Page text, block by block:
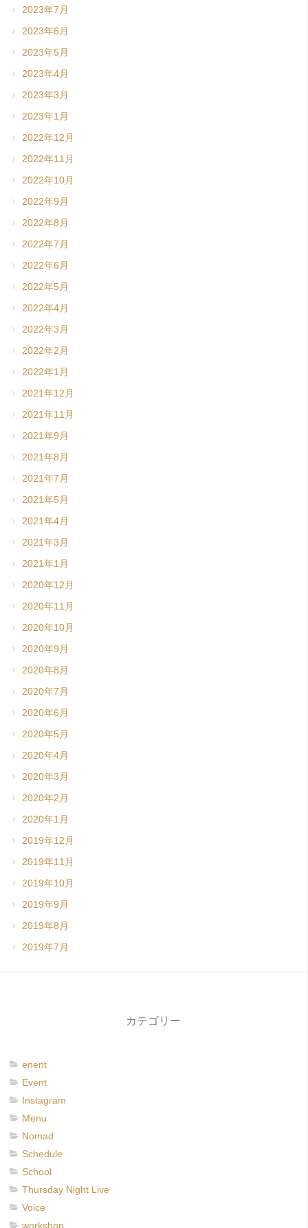
2023年7月
2023年6月
2023年5月
2023年4月
2023年3月
2023年1月
2022年12月
2022年11月
2022年10月
2022年9月
2022年8月
2022年7月
2022年6月
2022年5月
2022年4月
2022年3月
2022年2月
2022年1月
2021年12月
2021年11月
2021年9月
2021年8月
2021年7月
2021年5月
2021年4月
2021年3月
2021年1月
2020年12月
2020年11月
2020年10月
2020年9月
2020年8月
2020年7月
2020年6月
2020年5月
2020年4月
2020年3月
2020年2月
2020年1月
2019年12月
2019年11月
2019年10月
2019年9月
2019年8月
2019年7月
カテゴリー
enent
Event
Instagram
Menu
Nomad
Schedule
School
Thursday Night Live
Voice
workshop